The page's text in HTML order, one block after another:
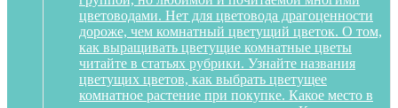
цветоводами. Нет для цветовода драгоценности
дороже, чем комнатный цветущий цветок. О том,
как выращивать цветущие комнатные цветы
читайте в статьях рубрики. Узнайте названия
цветущих цветов, как выбрать цветущее
комнатное растение при покупке. Какое место в